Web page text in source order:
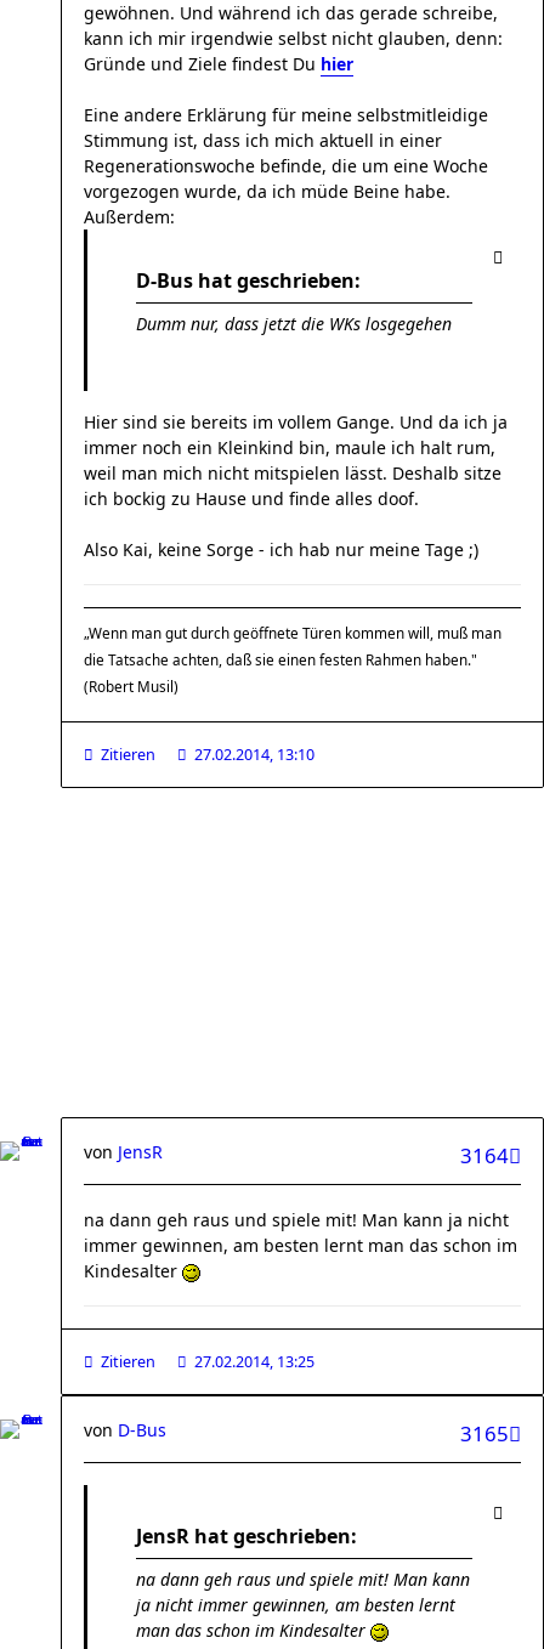
gewöhnen. Und während ich das gerade schreibe,
kann ich mir irgendwie selbst nicht glauben, denn:
Gründe und Ziele findest Du hier
Eine andere Erklärung für meine selbstmitleidige
Stimmung ist, dass ich mich aktuell in einer
Regenerationswoche befinde, die um eine Woche
vorgezogen wurde, da ich müde Beine habe.
Außerdem:
D-Bus hat geschrieben:
Dumm nur, dass jetzt die WKs losgegehen
Hier sind sie bereits im vollem Gange. Und da ich ja
immer noch ein Kleinkind bin, maule ich halt rum,
weil man mich nicht mitspielen lässt. Deshalb sitze
ich bockig zu Hause und finde alles doof.
Also Kai, keine Sorge - ich hab nur meine Tage ;)
„Wenn man gut durch geöffnete Türen kommen will, muß man
die Tatsache achten, daß sie einen festen Rahmen haben."
(Robert Musil)
Zitieren 27.02.2014, 13:10
3164
von JensR
na dann geh raus und spiele mit! Man kann ja nicht
immer gewinnen, am besten lernt man das schon im
Kindesalter
Zitieren 27.02.2014, 13:25
3165
von D-Bus
JensR hat geschrieben:
na dann geh raus und spiele mit! Man kann
ja nicht immer gewinnen, am besten lernt
man das schon im Kindesalter